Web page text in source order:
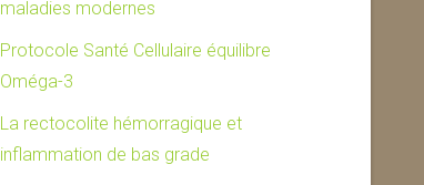
maladies modernes
Protocole Santé Cellulaire équilibre
Oméga-3
La rectocolite hémorragique et
inflammation de bas grade